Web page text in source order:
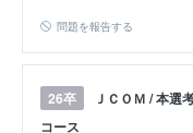
問題を報告する
26卒
ＪＣＯＭ / 本選
コース